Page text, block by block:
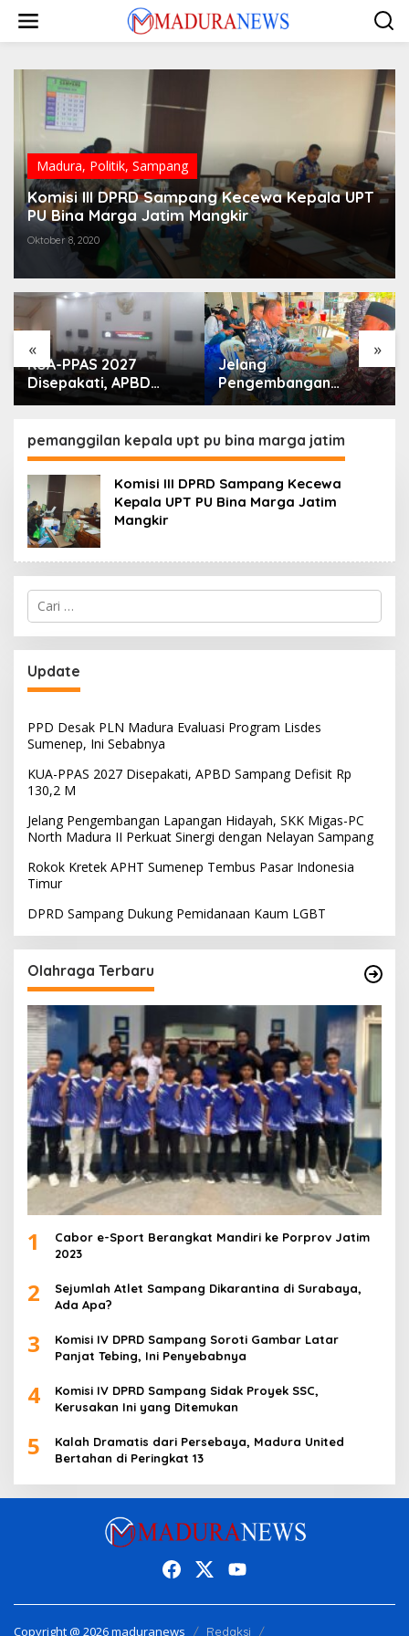
konten
Madura, Politik, Sampang
Komisi III DPRD Sampang Kecewa Kepala UPT
PU Bina Marga Jatim Mangkir
Oktober 8, 2020
« »
KUA-PPAS 2027
Disepakati, APBD
Sampang Defisit Rp
Jelang
Pengembangan
Lapangan Hidayah,
Madura II Perkuat
Sinergi dengan
pemanggilan kepala upt pu bina marga jatim
Komisi III DPRD Sampang Kecewa
Kepala UPT PU Bina Marga Jatim
Mangkir
Cari
untuk:
Update
PPD Desak PLN Madura Evaluasi Program Lisdes
Sumenep, Ini Sebabnya
KUA-PPAS 2027 Disepakati, APBD Sampang Defisit Rp
130,2 M
Jelang Pengembangan Lapangan Hidayah, SKK Migas-PC
North Madura II Perkuat Sinergi dengan Nelayan Sampang
Rokok Kretek APHT Sumenep Tembus Pasar Indonesia
Timur
DPRD Sampang Dukung Pemidanaan Kaum LGBT
Olahraga Terbaru
1
Cabor e-Sport Berangkat Mandiri ke Porprov Jatim
2023
2
Sejumlah Atlet Sampang Dikarantina di Surabaya,
Ada Apa?
3
Komisi IV DPRD Sampang Soroti Gambar Latar
Panjat Tebing, Ini Penyebabnya
4
Komisi IV DPRD Sampang Sidak Proyek SSC,
Kerusakan Ini yang Ditemukan
5
Kalah Dramatis dari Persebaya, Madura United
Bertahan di Peringkat 13
Copyright @ 2026 maduranews Redaksi